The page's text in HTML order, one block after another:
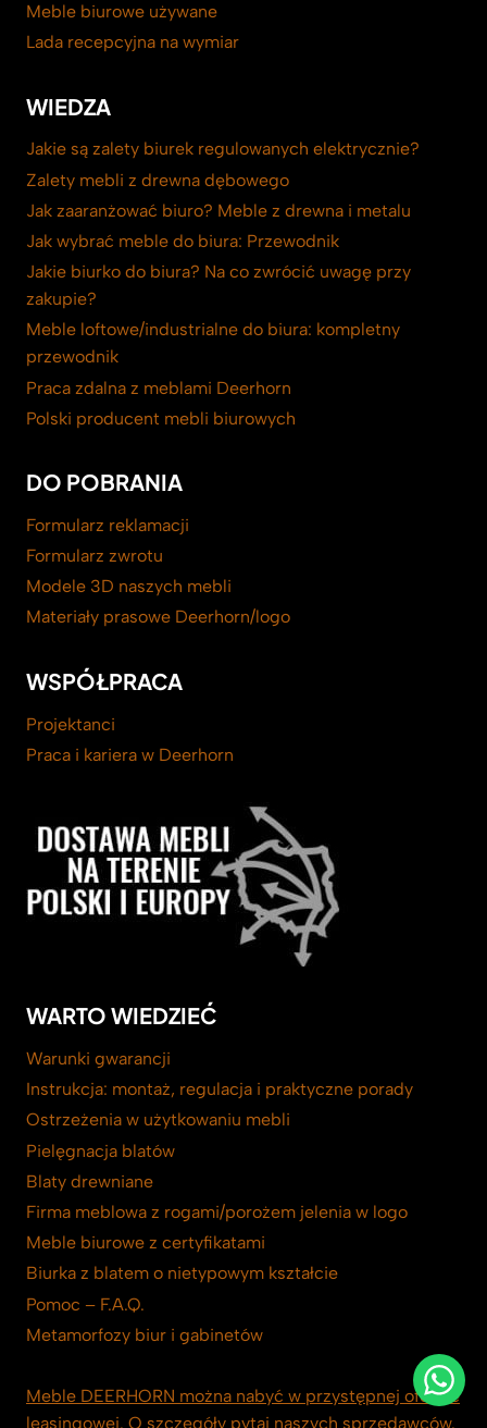
Meble biurowe używane
Lada recepcyjna na wymiar
WIEDZA
Jakie są zalety biurek regulowanych elektrycznie?
Zalety mebli z drewna dębowego
Jak zaaranżować biuro? Meble z drewna i metalu
Jak wybrać meble do biura: Przewodnik
Jakie biurko do biura? Na co zwrócić uwagę przy
zakupie?
Meble loftowe/industrialne do biura: kompletny
przewodnik
Praca zdalna z meblami Deerhorn
Polski producent mebli biurowych
DO POBRANIA
Formularz reklamacji
Formularz zwrotu
Modele 3D naszych mebli
Materiały prasowe Deerhorn/logo
WSPÓŁPRACA
Projektanci
Praca i kariera w Deerhorn
WARTO WIEDZIEĆ
Warunki gwarancji
Instrukcja: montaż, regulacja i praktyczne porady
Ostrzeżenia w użytkowaniu mebli
Pielęgnacja blatów
Blaty drewniane
Firma meblowa z rogami/porożem jelenia w logo
Meble biurowe z certyfikatami
Biurka z blatem o nietypowym kształcie
Pomoc – F.A.Q.
Metamorfozy biur i gabinetów
Meble DEERHORN można nabyć w przystępnej ofercie
leasingowej. O szczegóły pytaj naszych sprzedawców.